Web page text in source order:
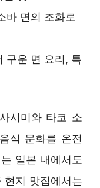
바 면의 조화로
구운 면 요리, 특
시미와 타코 소
식 문화를 온전
일본 내에서도
현지 맛집에서는